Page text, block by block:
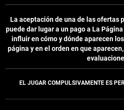
La aceptación de una de las ofertas
puede dar lugar a un pago a La
influir en cómo y dónde aparecen
página y en el orden en que
EL JUGAR COMPULSIVAMENTE ES